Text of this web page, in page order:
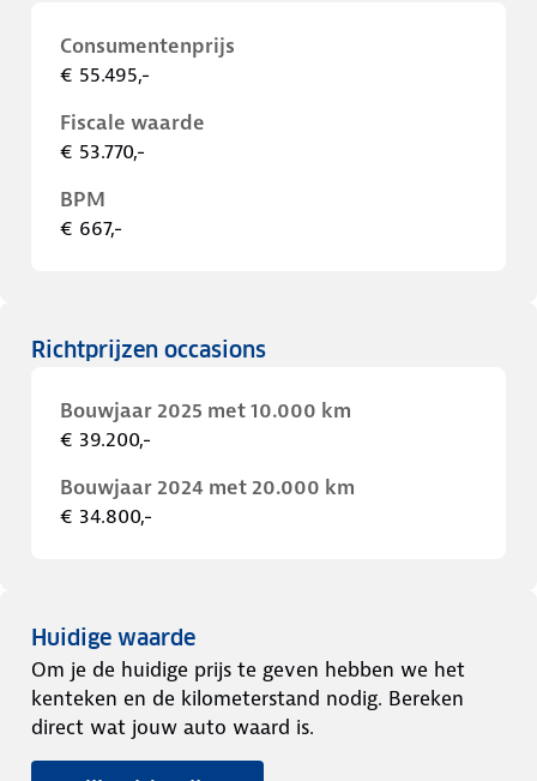
Consumentenprijs
€ 55.495,-
Fiscale waarde
€ 53.770,-
BPM
€ 667,-
Richtprijzen occasions
Bouwjaar 2025 met 10.000 km
€ 39.200,-
Bouwjaar 2024 met 20.000 km
€ 34.800,-
Huidige waarde
Om je de huidige prijs te geven hebben we het
kenteken en de kilometerstand nodig. Bereken
direct wat jouw auto waard is.